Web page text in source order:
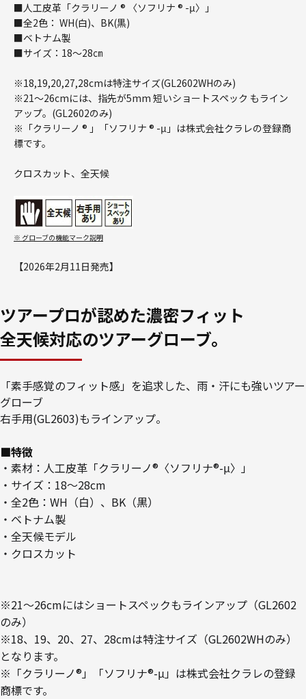
■人工皮革「クラリーノ ® 〈ソフリナ ® -μ〉」
■全2色： WH(白)、BK(黒)
■ベトナム製
■サイズ：18～28㎝
※18,19,20,27,28cmは特注サイズ(GL2602WHのみ)
※21～26cmには、指先が5mm 短いショートスペック もライン
アップ。(GL2602のみ)
※「クラリーノ ® 」「ソフリナ ® -μ」は株式会社クラレの登録商
標です。
クロスカット、全天候
※ グローブの機能マーク説明
【2026年2月11日発売】
ツアープロが認めた濃密フィット
全天候対応のツアーグローブ。
「素手感覚のフィット感」を追求した、雨・汗にも強いツアー
グローブ
右手用(GL2603)もラインアップ。
■特徴
・素材：人工皮革「クラリーノ®〈ソフリナ®-μ〉」
・サイズ：18～28cm
・全2色：WH（白）、BK（黒）
・ベトナム製
・全天候モデル
・クロスカット
※21～26cmにはショートスペックもラインアップ（GL2602
のみ）
※18、19、20、27、28cmは特注サイズ（GL2602WHのみ）
となります。
※「クラリーノ®」「ソフリナ®-μ」は株式会社クラレの登録
商標です。